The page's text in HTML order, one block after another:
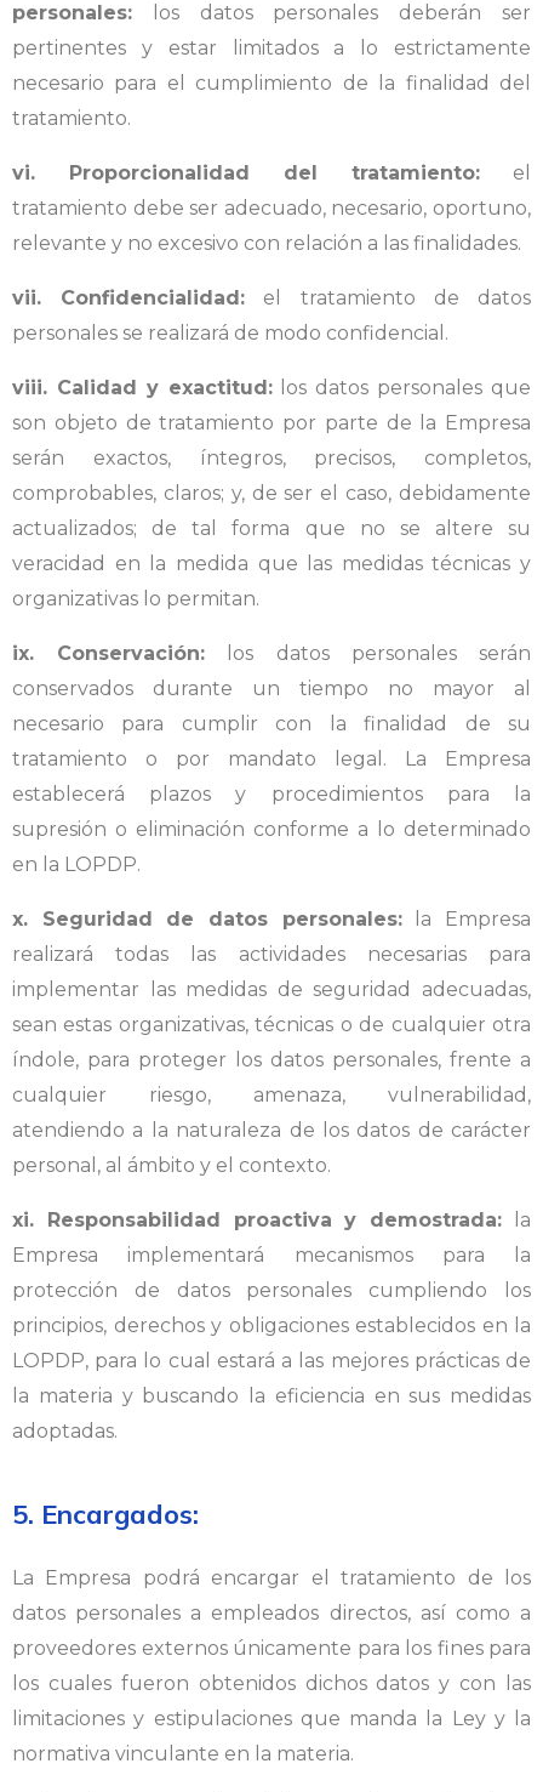
personales: los datos personales deberán ser
pertinentes y estar limitados a lo estrictamente
necesario para el cumplimiento de la finalidad del
tratamiento.
vi. Proporcionalidad del tratamiento: el
tratamiento debe ser adecuado, necesario, oportuno,
relevante y no excesivo con relación a las finalidades.
vii. Confidencialidad: el tratamiento de datos
personales se realizará de modo confidencial.
viii. Calidad y exactitud:los datos personales que
son objeto de tratamiento por parte de la Empresa
serán exactos, íntegros, precisos, completos,
comprobables, claros; y, de ser el caso, debidamente
actualizados; de tal forma que no se altere su
veracidad en la medida que las medidas técnicas y
organizativas lo permitan.
ix. Conservación: los datos personales serán
conservados durante un tiempo no mayor al
necesario para cumplir con la finalidad de su
tratamiento o por mandato legal. La Empresa
establecerá plazos y procedimientos para la
supresión o eliminación conforme a lo determinado
en la LOPDP.
x. Seguridad de datos personales:la Empresa
realizará todas las actividades necesarias para
implementar las medidas de seguridad adecuadas,
sean estas organizativas, técnicas o de cualquier otra
índole, para proteger los datos personales, frente a
cualquier riesgo, amenaza, vulnerabilidad,
atendiendo a la naturaleza de los datos de carácter
personal, al ámbito y el contexto.
xi. Responsabilidad proactiva y demostrada: la
Empresa implementará mecanismos para la
protección de datos personales cumpliendo los
principios, derechos y obligaciones establecidos en la
LOPDP, para lo cual estará a las mejores prácticas de
la materia y buscando la eficiencia en sus medidas
adoptadas.
5. Encargados:
La Empresa podrá encargar el tratamiento de los
datos personales a empleados directos, así como a
proveedores externos únicamente para los fines para
los cuales fueron obtenidos dichos datos y con las
limitaciones y estipulaciones que manda la Ley y la
normativa vinculante en la materia.